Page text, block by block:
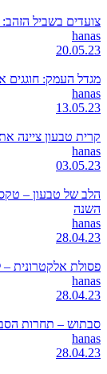
צועדים בשביל
hanas
20.05.23
מגדל העמק: חוגגים
hanas
13.05.23
קרית טבעון ציינה את
hanas
03.05.23
השנה
hanas
28.04.23
פסולת אלקטרונית –
hanas
28.04.23
סבתוש – תחרות
hanas
28.04.23